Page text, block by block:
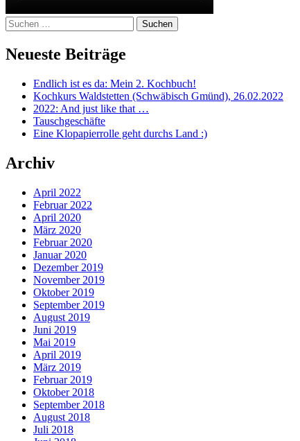
Suchen
nach:
Neueste Beiträge
Endlich ist es da: Mein 2. Kochbuch!
Kochkurs Waldstetten (Schwäbisch Gmünd), 26.02.2022
2022: And just like that …
Tauschgeschäfte
Eine Klopapierrolle geht durchs Land :)
Archiv
April 2022
Februar 2022
April 2020
März 2020
Februar 2020
Januar 2020
Dezember 2019
November 2019
Oktober 2019
September 2019
August 2019
Juni 2019
Mai 2019
April 2019
März 2019
Februar 2019
Oktober 2018
September 2018
August 2018
Juli 2018